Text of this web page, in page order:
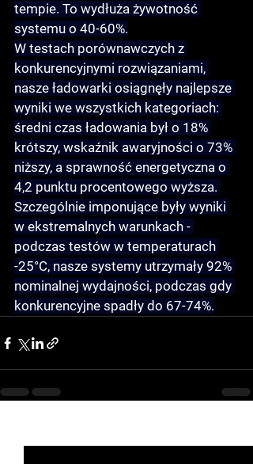
tempie. To wydłuża żywotność
systemu o 40-60%.
W testach porównawczych z
konkurencyjnymi rozwiązaniami,
nasze ładowarki osiągnęły najlepsze
wyniki we wszystkich kategoriach:
średni czas ładowania był o 18%
krótszy, wskaźnik awaryjności o 73%
niższy, a sprawność energetyczna o
4,2 punktu procentowego wyższa.
Szczególnie imponujące były wyniki
w ekstremalnych warunkach -
podczas testów w temperaturach
-25°C, nasze systemy utrzymały 92%
nominalnej wydajności, podczas gdy
konkurencyjne spadły do 67-74%.